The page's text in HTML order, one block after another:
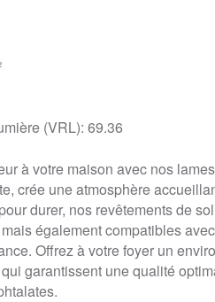
(VRL): 69.36
à votre maison avec nos
crée une atmosphère
durer, nos revêtements de
également compatibles
Offrez à votre foyer un
garantissent une qualité